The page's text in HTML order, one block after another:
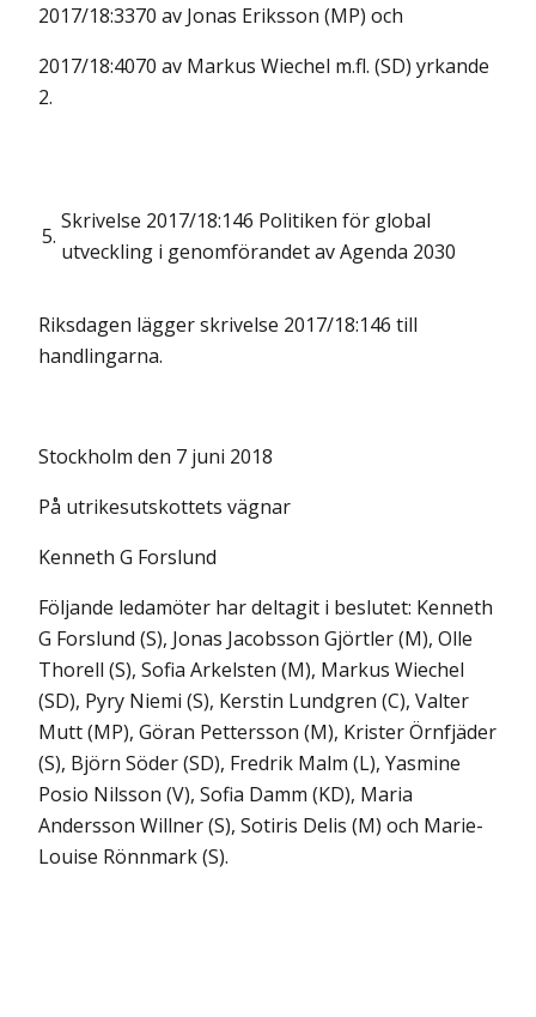
2017/18:3370 av Jonas Eriksson (MP) och
2017/18:4070 av Markus Wiechel m.fl. (SD) yrkande
2.
5.
Skrivelse 2017/18:146 Politiken för global
utveckling i genomförandet av Agenda 2030
Riksdagen lägger skrivelse 2017/18:146 till
handlingarna.
Stockholm den 7 juni 2018
På utrikesutskottets vägnar
Kenneth G Forslund
Följande ledamöter har deltagit i beslutet: Kenneth
G Forslund (S), Jonas Jacobsson Gjörtler (M), Olle
Thorell (S), Sofia Arkelsten (M), Markus Wiechel
(SD), Pyry Niemi (S), Kerstin Lundgren (C), Valter
Mutt (MP), Göran Pettersson (M), Krister Örnfjäder
(S), Björn Söder (SD), Fredrik Malm (L), Yasmine
Posio Nilsson (V), Sofia Damm (KD), Maria
Andersson Willner (S), Sotiris Delis (M) och Marie-
Louise Rönnmark (S).